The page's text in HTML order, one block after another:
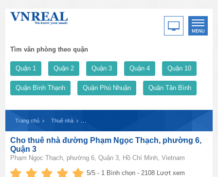
Tìm văn phòng theo quận
Quận 1 Quận 2 Quận 3 Quận 4 Quận 10
Quận Bình Thạnh Quận Phú Nhuận Quận Tân Bình
Trang chủ Thuê nhà
Cho thuê nhà đường Phạm Ngọc Thạch, phường 6,
Quận 3
Phạm Ngọc Thạch, phường 6, Quận 3, Hồ Chí Minh, Vietnam
5/5 - 1 Bình chọn - 2108 Lượt xem